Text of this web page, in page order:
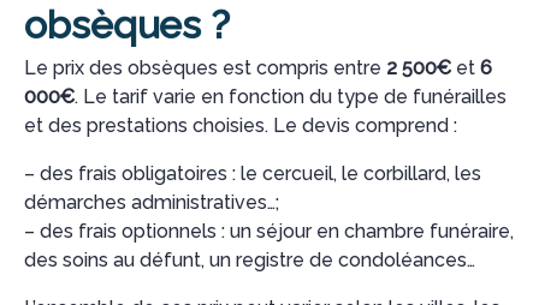
obsèques ?
Le prix des obsèques est compris entre 2 500€ et 6
000€. Le tarif varie en fonction du type de funérailles
et des prestations choisies. Le devis comprend :
– des frais obligatoires : le cercueil, le corbillard, les
démarches administratives…;
– des frais optionnels : un séjour en chambre funéraire,
des soins au défunt, un registre de condoléances…